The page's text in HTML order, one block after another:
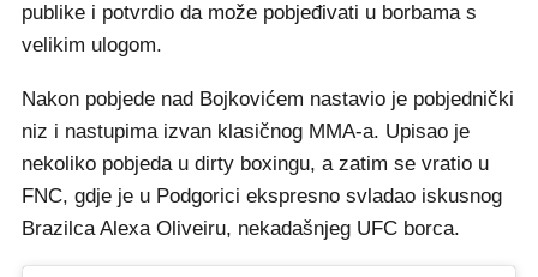
publike i potvrdio da može pobjeđivati u borbama s
velikim ulogom.
Nakon pobjede nad Bojkovićem nastavio je pobjednički
niz i nastupima izvan klasičnog MMA-a. Upisao je
nekoliko pobjeda u dirty boxingu, a zatim se vratio u
FNC, gdje je u Podgorici ekspresno svladao iskusnog
Brazilca Alexa Oliveiru, nekadašnjeg UFC borca.